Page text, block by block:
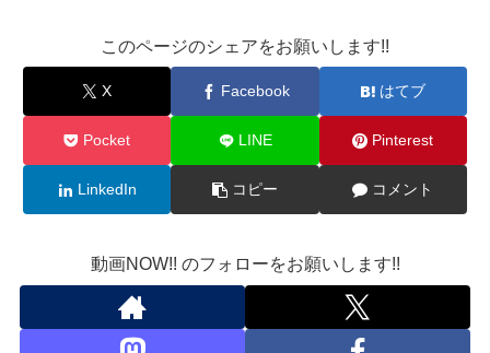
このページのシェアをお願いします!!
X Facebook はてブ
Pocket LINE Pinterest
LinkedIn コピー コメント
動画NOW!! のフォローをお願いします!!